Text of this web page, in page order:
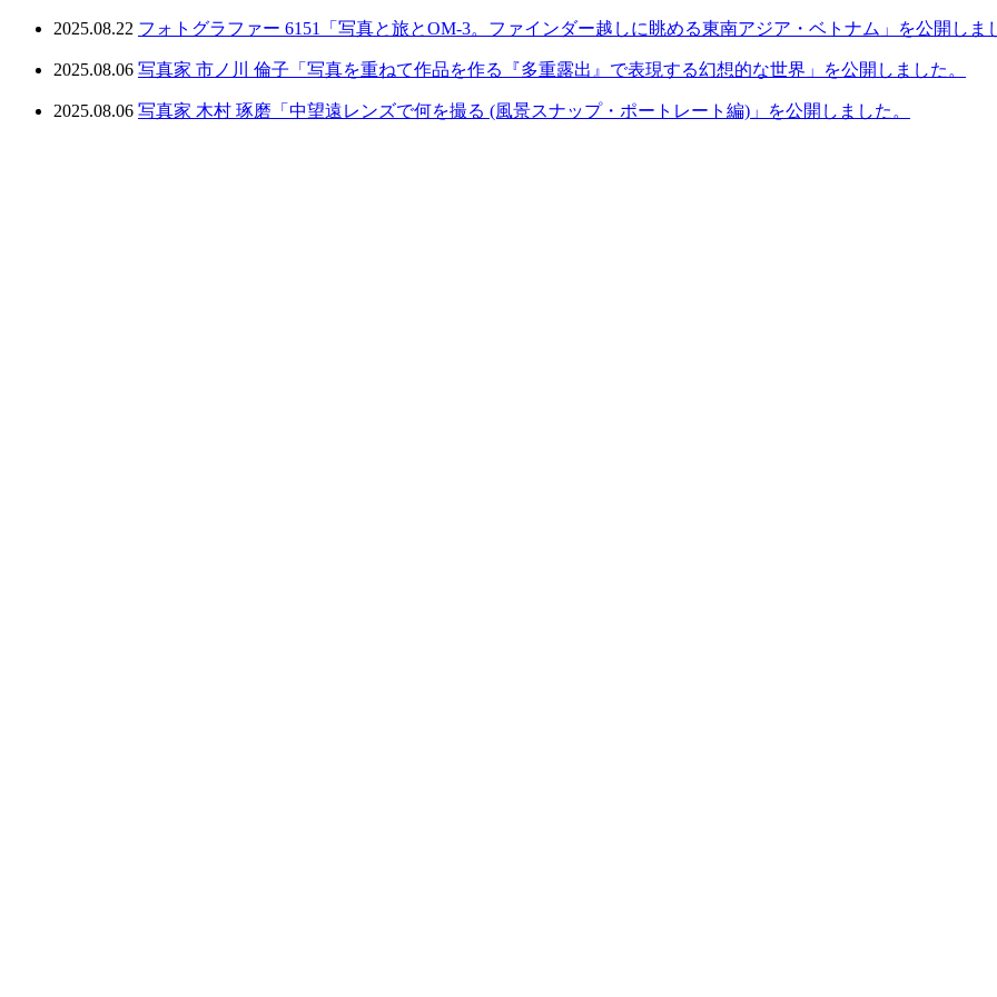
2025.08.22 フォトグラファー 6151「写真と旅とOM-3。ファインダー越しに眺める東南アジア・ベトナム」を公開しま
2025.08.06 写真家 市ノ川 倫子「写真を重ねて作品を作る『多重露出』で表現する幻想的な世界」を公開しました。
2025.08.06 写真家 木村 琢磨「中望遠レンズで何を撮る (風景スナップ・ポートレート編)」を公開しました。